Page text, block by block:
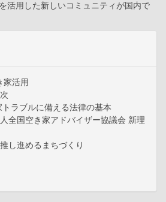
活用した新しいコミュニティが国内で
家活用
トラブルに備える法律の基本
全国空き家アドバイザー協議会 新理
し進めるまちづくり